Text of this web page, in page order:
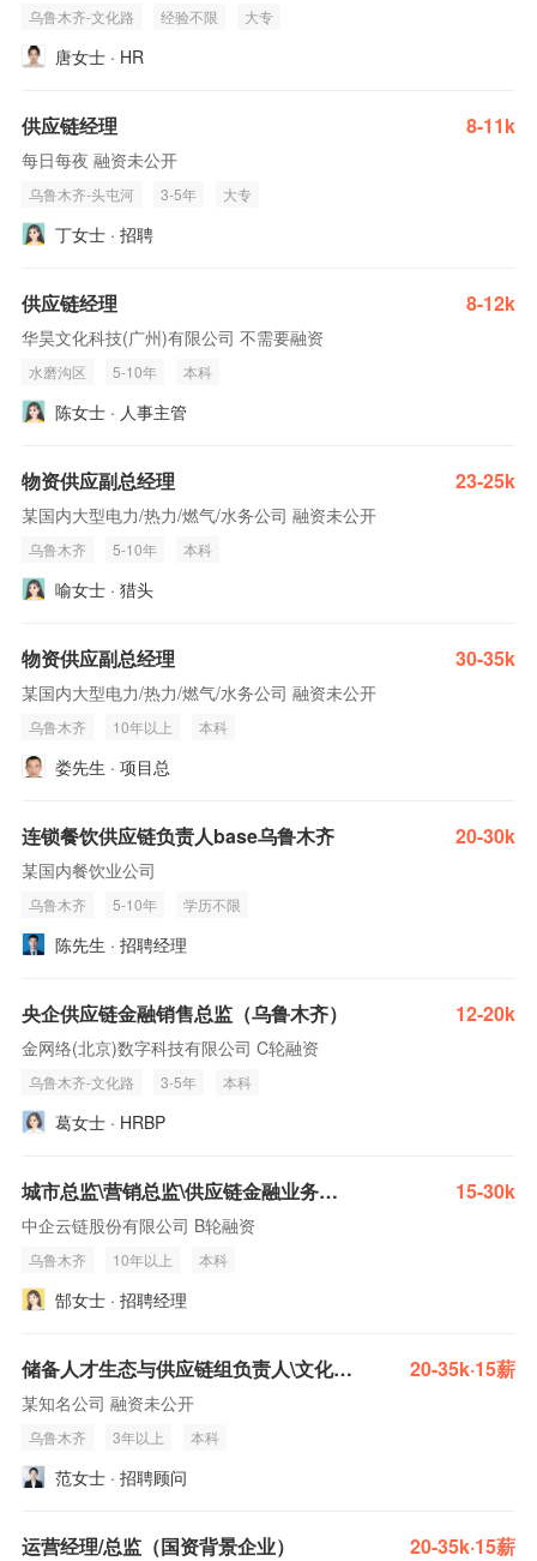
乌鲁木齐-文化路 经验不限 大专
唐女士 · HR
供应链经理 8-11k
每日每夜 融资未公开
乌鲁木齐-头屯河 3-5年 大专
丁女士 · 招聘
供应链经理 8-12k
华昊文化科技(广州)有限公司 不需要融资
水磨沟区 5-10年 本科
陈女士 · 人事主管
物资供应副总经理 23-25k
某国内大型电力/热力/燃气/水务公司 融资未公开
乌鲁木齐 5-10年 本科
喻女士 · 猎头
物资供应副总经理 30-35k
某国内大型电力/热力/燃气/水务公司 融资未公开
乌鲁木齐 10年以上 本科
娄先生 · 项目总
连锁餐饮供应链负责人base乌鲁木齐 20-30k
某国内餐饮业公司
乌鲁木齐 5-10年 学历不限
陈先生 · 招聘经理
央企供应链金融销售总监（乌鲁木齐） 12-20k
金网络(北京)数字科技有限公司 C轮融资
乌鲁木齐-文化路 3-5年 本科
葛女士 · HRBP
城市总监\营销总监\供应链金融业务总监（中企云链） 15-30k
中企云链股份有限公司 B轮融资
乌鲁木齐 10年以上 本科
郜女士 · 招聘经理
储备人才生态与供应链组负责人\文化与员工关系组负责人 20-35k·15薪
某知名公司 融资未公开
乌鲁木齐 3年以上 本科
范女士 · 招聘顾问
运营经理/总监（国资背景企业） 20-35k·15薪